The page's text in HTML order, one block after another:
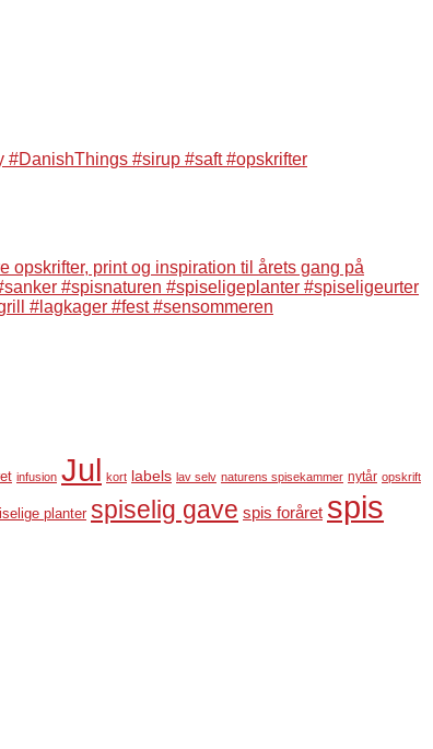
infusion Jul kort labels lav selv naturens spisekammer nytår opskrift
planter spiselig gave spis foråret spis